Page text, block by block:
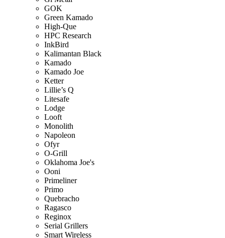
GOK
Green Kamado
High-Que
HPC Research
InkBird
Kalimantan Black
Kamado
Kamado Joe
Ketter
Lillie’s Q
Litesafe
Lodge
Looft
Monolith
Napoleon
Ofyr
O-Grill
Oklahoma Joe's
Ooni
Primeliner
Primo
Quebracho
Ragasco
Reginox
Serial Grillers
Smart Wireless